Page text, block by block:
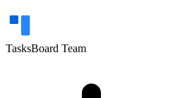
TasksBoard Team